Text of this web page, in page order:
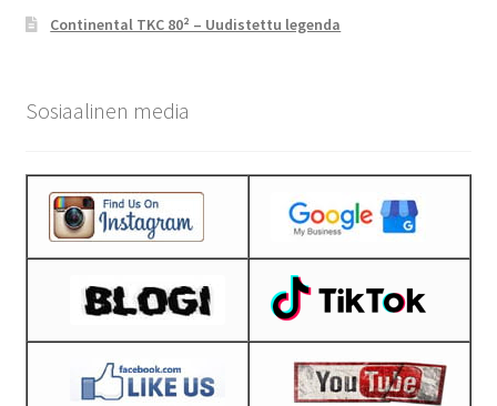
Continental TKC 80² – Uudistettu legenda
Sosiaalinen media